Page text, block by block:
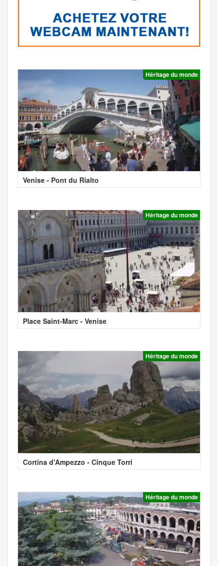
Héritage du monde
Venise - Pont du Rialto
Héritage du monde
Place Saint-Marc - Venise
Héritage du monde
Cortina d'Ampezzo - Cinque Torri
Héritage du monde